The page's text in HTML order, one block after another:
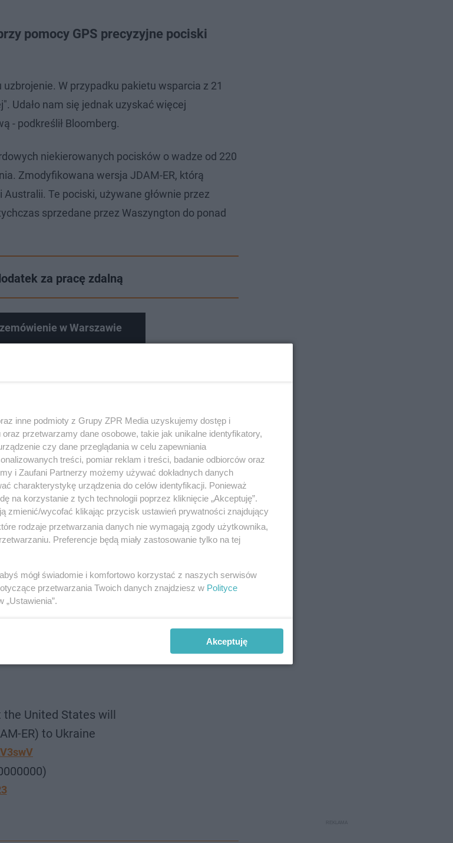
pomocy GPS precyzyjne pociski
W przypadku pakietu wsparcia z 21
Udało nam się jednak uzyskać więcej
- podkreślił Bloomberg.
niekierowanych pocisków o wadze od 220
Zmodyfikowana wersja JDAM-ER, którą
Te pociski, używane głównie przez
sprzedane przez Waszyngton do ponad
za pracę zdalną
w Warszawie
zamówienie w ramach obowiązującego
Termin wykonania zlecenia to 30 czerwca
będą możliwe do wystrzeliwania z
United States will
ER) to Ukraine
inne podmioty z Grupy ZPR Media uzyskujemy dostęp i
przetwarzamy dane osobowe, takie jak unikalne identyfikatory,
czy dane przeglądania w celu zapewniania
treści, pomiar reklam i treści, badanie odbiorców oraz
i Zaufani Partnerzy możemy używać dokładnych danych
charakterystykę urządzenia do celów identyfikacji. Ponieważ
na korzystanie z tych technologii poprzez kliknięcie „Akceptuję”.
zmienić/wycofać klikając przycisk ustawień prywatności znajdujący
rodzaje przetwarzania danych nie wymagają zgody użytkownika,
Preferencje będą miały zastosowanie tylko na tej
mógł świadomie i komfortowo korzystać z naszych serwisów
przetwarzania Twoich danych znajdziesz w Polityce
„Ustawienia”.
Akceptuję